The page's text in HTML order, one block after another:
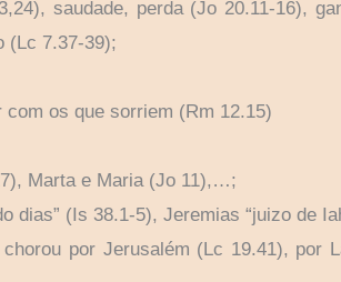
saudade, perda (Jo 20.11-16),
(Lc 7.37-39);
os que sorriem (Rm 12.15)
Marta e Maria (Jo 11),…;
dias” (Is 38.1-5), Jeremias “juizo de
por Jerusalém (Lc 19.41), por